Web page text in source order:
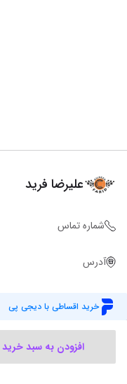
خرید اقساطی با دیجی پی
افزودن به سبد خرید
علیرضا فرید
شماره تماس
آدرس